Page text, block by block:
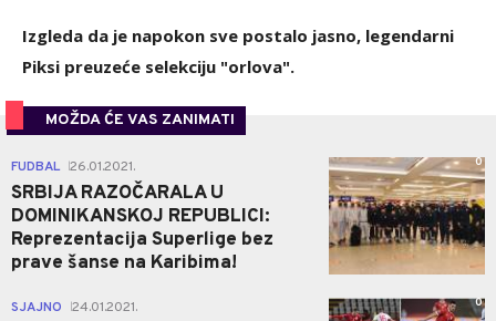
Izgleda da je napokon sve postalo jasno, legendarni
Piksi preuzeće selekciju "orlova".
MOŽDA ĆE VAS ZANIMATI
FUDBAL 26.01.2021.
SRBIJA RAZOČARALA U
DOMINIKANSKOJ REPUBLICI:
Reprezentacija Superlige bez
prave šanse na Karibima!
0
SJAJNO 24.01.2021. 0